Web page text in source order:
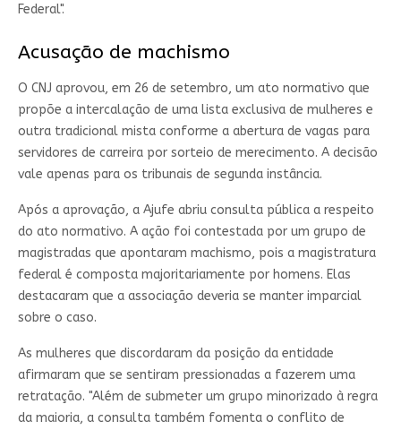
Federal".
Acusação de machismo
O CNJ aprovou, em 26 de setembro, um ato normativo que
propõe a intercalação de uma lista exclusiva de mulheres e
outra tradicional mista conforme a abertura de vagas para
servidores de carreira por sorteio de merecimento. A decisão
vale apenas para os tribunais de segunda instância.
Após a aprovação, a Ajufe abriu consulta pública a respeito
do ato normativo. A ação foi contestada por um grupo de
magistradas que apontaram machismo, pois a magistratura
federal é composta majoritariamente por homens. Elas
destacaram que a associação deveria se manter imparcial
sobre o caso.
As mulheres que discordaram da posição da entidade
afirmaram que se sentiram pressionadas a fazerem uma
retratação. "Além de submeter um grupo minorizado à regra
da maioria, a consulta também fomenta o conflito de